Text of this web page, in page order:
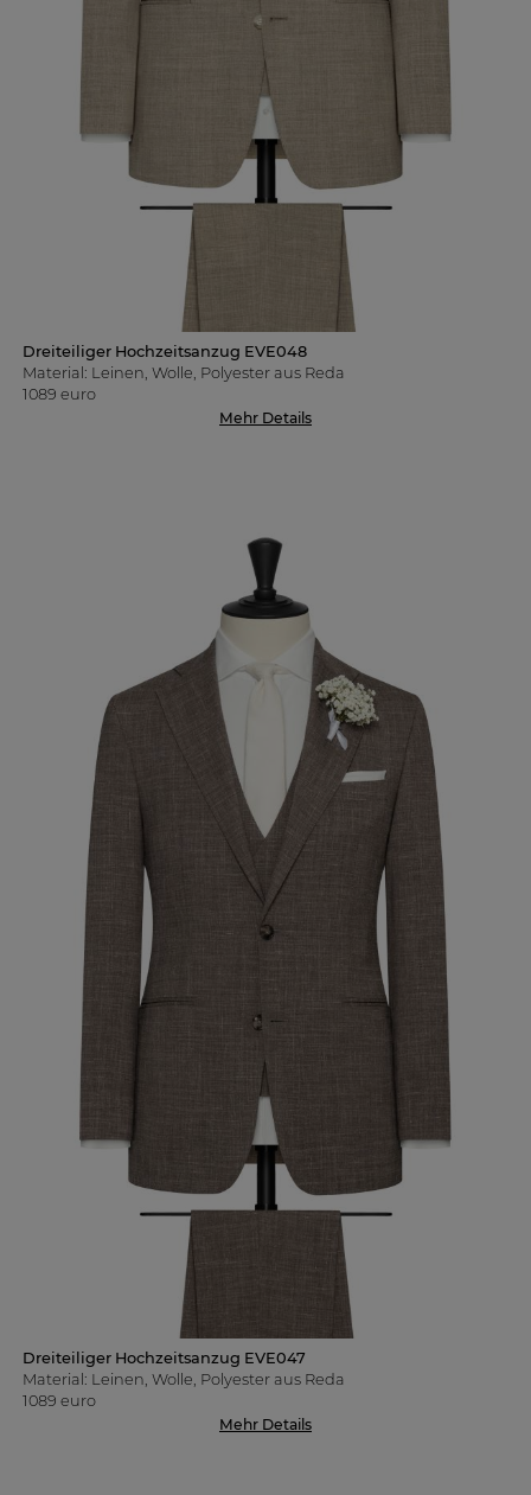
Dreiteiliger Hochzeitsanzug EVE048
Material: Leinen, Wolle, Polyester aus Reda
1089 euro
Mehr Details
Dreiteiliger Hochzeitsanzug EVE047
Material: Leinen, Wolle, Polyester aus Reda
1089 euro
Mehr Details